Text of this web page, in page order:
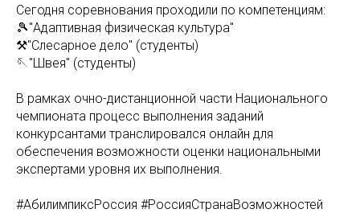
Сегодня соревнования проходили по компетенциям:
🎾"Адаптивная физическая культура"
⚒️"Слесарное дело" (студенты)
🪡"Швея" (студенты)
В рамках очно-дистанционной части Национального
чемпионата процесс выполнения заданий
конкурсантами транслировался онлайн для
обеспечения возможности оценки национальными
экспертами уровня их выполнения.
#АбилимпиксРоссия #РоссияСтранаВозможностей